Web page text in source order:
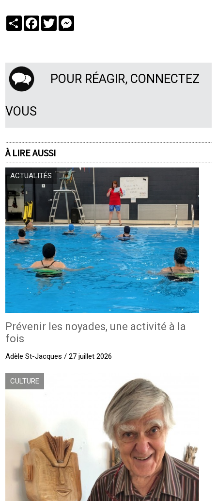
PartagerFacebook
Twitter
POUR RÉAGIR, CONNECTEZ
VOUS
À LIRE AUSSI
ACTUALITÉS
Prévenir les noyades, une activité à la
fois
Adèle St-Jacques / 27 juillet 2026
CULTURE